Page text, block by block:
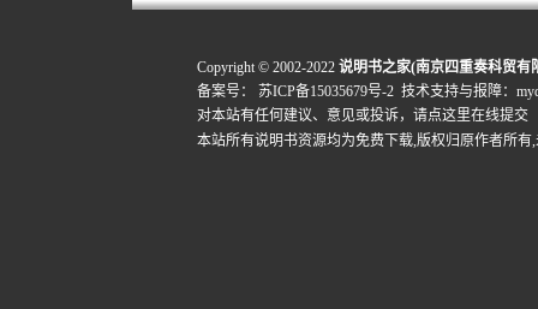
Copyright © 2002-2022 说明书之家(南京四重奏科贸有
备案号：
苏ICP备15035679号-2 技术支持与报障：
对本站有任何建议、意见或投诉， 请点这里在线提交
本站所有说明书资源均为免费下载,版权归原作者所